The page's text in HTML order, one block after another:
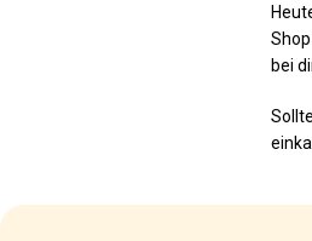
bei